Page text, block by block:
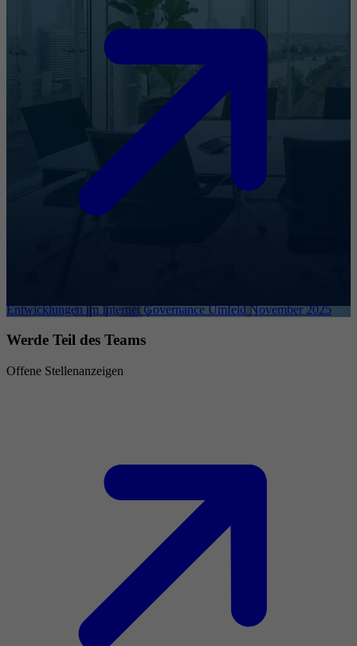
Entwicklungen im Internet Governance Umfeld November 2025
Werde Teil des Teams
Offene Stellenanzeigen